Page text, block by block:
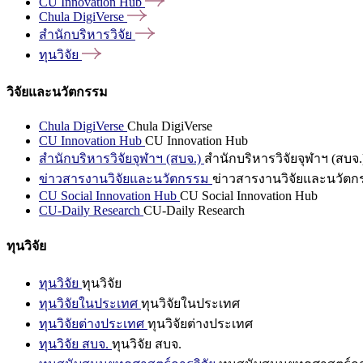
Chula DigiVerse
สำนักบริหารวิจัย
ทุนวิจัย
วิจัยและนวัตกรรม
Chula DigiVerse Chula DigiVerse
CU Innovation Hub CU Innovation Hub
สำนักบริหารวิจัยจุฬาฯ (สบจ.) สำนักบริหารวิจัยจุฬาฯ (สบจ
ข่าวสารงานวิจัยและนวัตกรรม ข่าวสารงานวิจัยและนวัตก
CU Social Innovation Hub CU Social Innovation Hub
CU-Daily Research CU-Daily Research
ทุนวิจัย
ทุนวิจัย ทุนวิจัย
ทุนวิจัยในประเทศ ทุนวิจัยในประเทศ
ทุนวิจัยต่างประเทศ ทุนวิจัยต่างประเทศ
ทุนวิจัย สบจ. ทุนวิจัย สบจ.